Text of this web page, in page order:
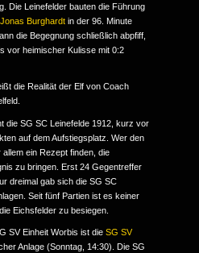
Die Leinefelder bauten die Führung
Jonas Burghardt in der 96. Minute
die Begegnung schließlich abpfiff,
vor heimischer Kulisse mit 0:2
die Realität der Elf von Coach
die SG SC Leinefelde 1912, kurz vor
auf dem Aufstiegsplatz. Wer den
ein Rezept finden, die
zu bringen. Erst 24 Gegentreffer
dreimal gab sich die SG SC
Seit fünf Partien ist es keiner
Eichsfelder zu besiegen.
SV Einheit Worbis ist dieSG SV
Anlage (Sonntag, 14:30). Die SG